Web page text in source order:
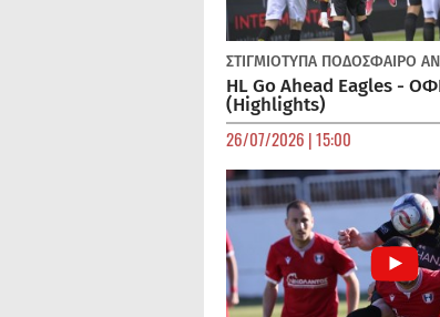
ΣΤΙΓΜΙΟΤΥΠΑ ΠΟΔΌΣΦΑΙΡΟ
HL Go Ahead Eagles -
(Highlights)
26/07/2026 | 15:00